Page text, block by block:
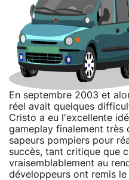
En septembre 2003 et
réel avait quelques
Cristo a eu l'excellente
gameplay finalement très
sapeurs pompiers pour
succès, tant critique que
vraisemblablement au
développeurs ont remis